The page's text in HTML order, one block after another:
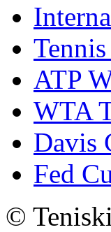
ATP
WTA
Davis
Fed
©